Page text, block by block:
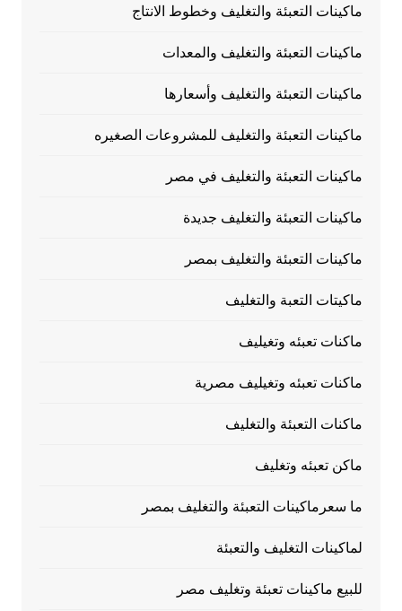
ماكينات التعبئة والتغليف وخطوط الانتاج
ماكينات التعبئة والتغليف والمعدات
ماكينات التعبئة والتغليف وأسعارها
ماكينات التعبئة والتغليف للمشروعات الصغيره
ماكينات التعبئة والتغليف في مصر
ماكينات التعبئة والتغليف جديدة
ماكينات التعبئة والتغليف بمصر
ماكيتات التعبة والتغليف
ماكنات تعبئه وتغيليف
ماكنات تعبئه وتغيليف مصرية
ماكنات التعبئة والتغليف
ماكن تعبئه وتغليف
ما سعرماكينات التعبئة والتغليف بمصر
لماكينات التغليف والتعبئة
للبيع ماكينات تعبئة وتغليف مصر